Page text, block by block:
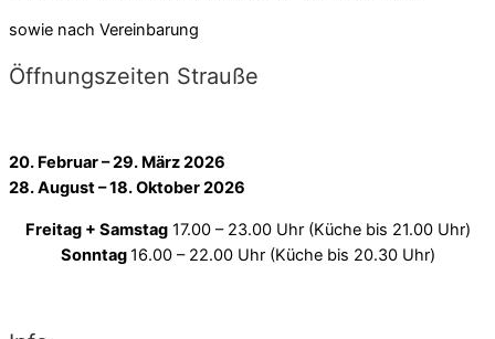
sowie nach Vereinbarung
Öffnungszeiten Strauße
20. Februar – 29. März 2026
28. August – 18. Oktober 2026
Freitag + Samstag17.00 – 23.00 Uhr (Küche bis 21.00 Uhr)
Sonntag16.00 – 22.00 Uhr (Küche bis 20.30 Uhr)